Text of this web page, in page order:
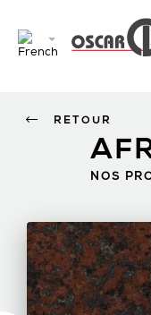
NOS
RETOUR